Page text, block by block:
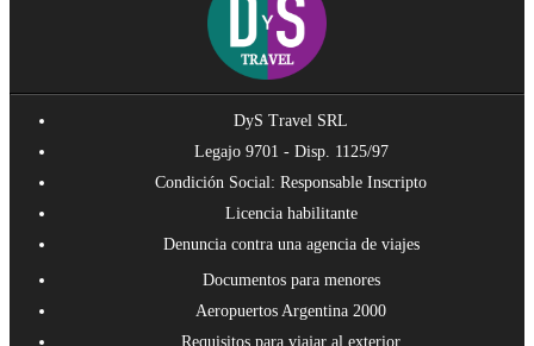
DyS Travel SRL
Legajo 9701 - Disp. 1125/97
Condición Social: Responsable Inscripto
Licencia habilitante
Denuncia contra una agencia de viajes
Documentos para menores
Aeropuertos Argentina 2000
Requisitos para viajar al exterior